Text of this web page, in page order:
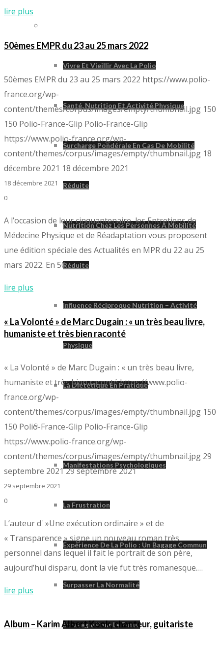
Vivre Et Vieillir Avec La Polio
Santé, Nutrition Et Activité Physique
Surcharge Pondérale En Cas De Mobilité
Réduite
Nutrition Chez Les Personnes À Mobilité
Réduite
Influence Réciproque Nutrition – Activité
Physique
La Diététique En Pratique
Psychologie
Manifestations Psychologiques
La Frustration
Expérience De La Polio : Un Bagage Commun
Surpasser La Normalité
Stratégie Pour Le Futur
lire plus
50èmes EMPR du 23 au 25 mars 2022
50èmes EMPR du 23 au 25 mars 2022 https://www.polio-
france.org/wp-
content/themes/corpus/images/empty/thumbnail.jpg 150
150 Polio-France-Glip Polio-France-Glip
https://www.polio-france.org/wp-
content/themes/corpus/images/empty/thumbnail.jpg 18
décembre 2021 18 décembre 2021
18 décembre 2021
0
A l’occasion de leur cinquantenaire, les Entretiens de
Médecine Physique et de Réadaptation vous proposent
une édition spéciale des Actualités en MPR du 22 au 25
mars 2022. En 50…
lire plus
« La Volonté » de Marc Dugain : « un très beau livre,
humaniste et très bien raconté
« La Volonté » de Marc Dugain : « un très beau livre,
humaniste et très bien racontéhttps://www.polio-
france.org/wp-
content/themes/corpus/images/empty/thumbnail.jpg 150
150 Polio-France-Glip Polio-France-Glip
https://www.polio-france.org/wp-
content/themes/corpus/images/empty/thumbnail.jpg 29
septembre 202129 septembre 2021
29 septembre 2021
0
L’auteur d' »Une exécution ordinaire » et de
« Transparence » signe un nouveau roman très
personnel dans lequel il fait le portrait de son père,
aujourd’hui disparu, dont la vie fut très romanesque.…
lire plus
Album – Karim Albert Kook, chanteur, guitariste